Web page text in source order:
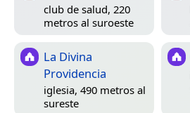
club de salud, 220
metros al suroeste
La Divina
Providencia
iglesia, 490 metros al
sureste